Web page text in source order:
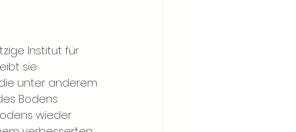
Institut für
sie
unter anderem
Bodens
wieder